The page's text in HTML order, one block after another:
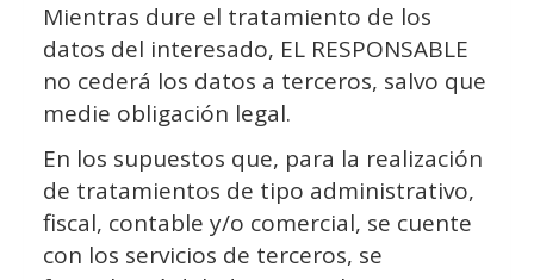
Mientras dure el tratamiento de los
datos del interesado, EL RESPONSABLE
no cederá los datos a terceros, salvo que
medie obligación legal.
En los supuestos que, para la realización
de tratamientos de tipo administrativo,
fiscal, contable y/o comercial, se cuente
con los servicios de terceros, se